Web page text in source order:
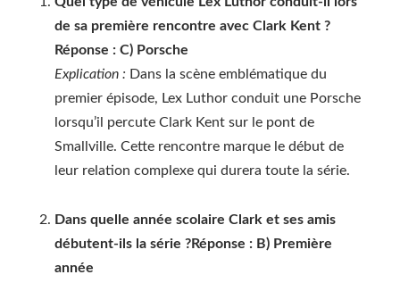
de sa première rencontre avec Clark Kent ?
Réponse : C) Porsche
Explication : Dans la scène emblématique du
premier épisode, Lex Luthor conduit une Porsche
lorsqu’il percute Clark Kent sur le pont de
Smallville. Cette rencontre marque le début de
leur relation complexe qui durera toute la série.
Dans quelle année scolaire Clark et ses amis
débutent-ils la série ?Réponse : B) Première
année